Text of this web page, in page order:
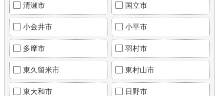
清瀬市 国立市
小金井市 小平市
多摩市 羽村市
東久留米市 東村山市
東大和市 日野市